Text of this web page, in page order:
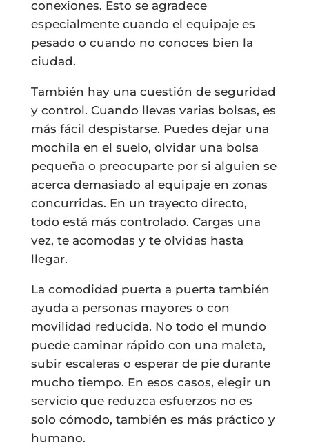
conexiones. Esto se agradece
especialmente cuando el equipaje es
pesado o cuando no conoces bien la
ciudad.
También hay una cuestión de seguridad
y control. Cuando llevas varias bolsas, es
más fácil despistarse. Puedes dejar una
mochila en el suelo, olvidar una bolsa
pequeña o preocuparte por si alguien se
acerca demasiado al equipaje en zonas
concurridas. En un trayecto directo,
todo está más controlado. Cargas una
vez, te acomodas y te olvidas hasta
llegar.
La comodidad puerta a puerta también
ayuda a personas mayores o con
movilidad reducida. No todo el mundo
puede caminar rápido con una maleta,
subir escaleras o esperar de pie durante
mucho tiempo. En esos casos, elegir un
servicio que reduzca esfuerzos no es
solo cómodo, también es más práctico y
humano.